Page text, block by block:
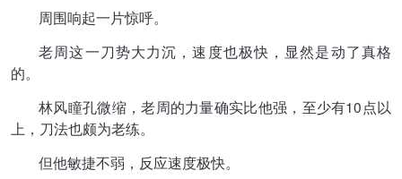
周围响起一片惊呼。
老周这一刀势大力沉，速度也极快，显然是动了真格
的。
林风瞳孔微缩，老周的力量确实比他强，至少有10点以
上，刀法也颇为老练。
但他敏捷不弱，反应速度极快。